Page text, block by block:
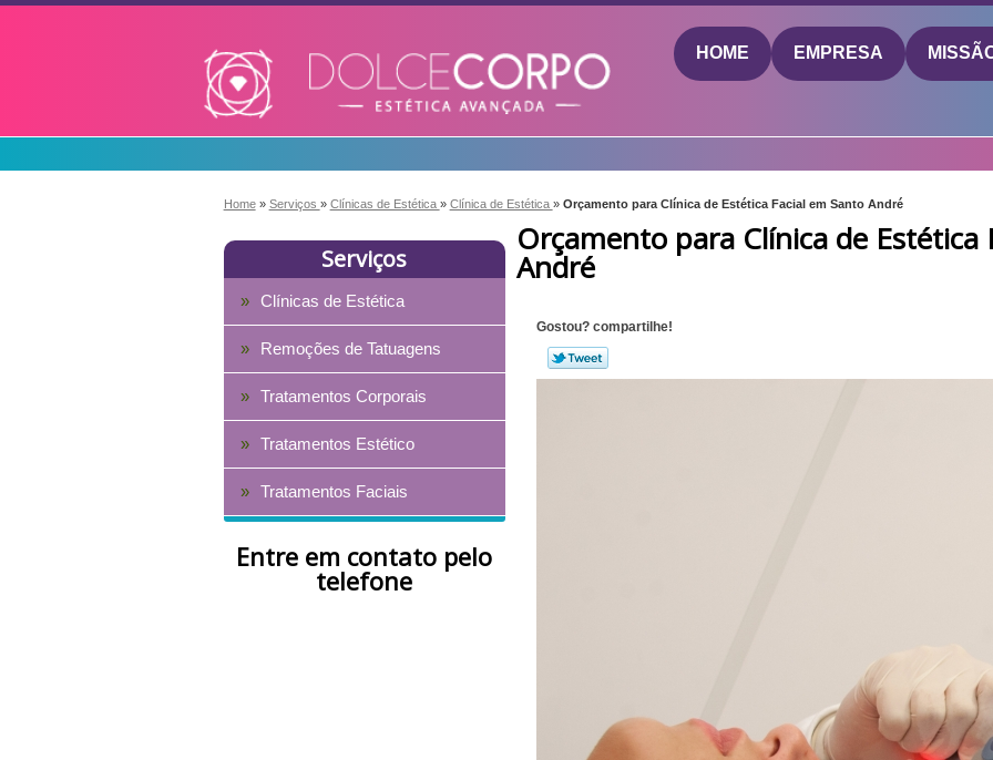
HOME EMPRESA
Home » Serviços » Clínicas de Estética » Clínica de Estética » Orçamento para Clínica de Estética Facial em Santo André
Serviços
Clínicas de Estética
Remoções de Tatuagens
Tratamentos Corporais
Tratamentos Estético
Tratamentos Faciais
Entre em contato pelo
telefone
Orçamento para Clínica de Estética
André
Gostou? compartilhe!